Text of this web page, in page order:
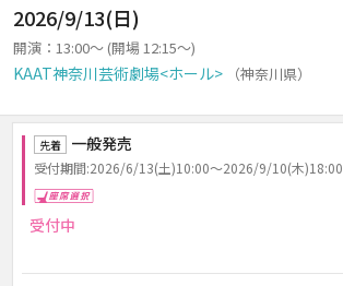
2026/9/13(日)
開演：13:00～ (開場 12:15～)
KAAT神奈川芸術劇場<ホール> （神奈川県）
先着 一般発売
受付期間:2026/6/13(土)10:00～2026/9/10(木)18:00
受付中